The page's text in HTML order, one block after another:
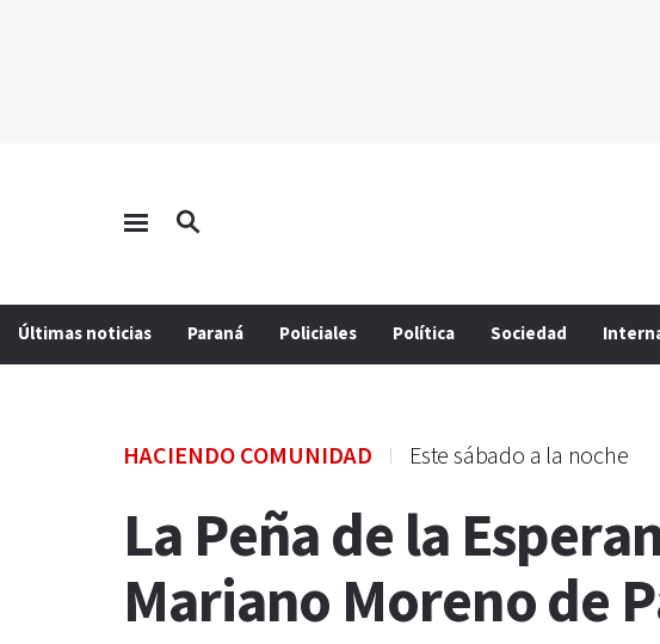
Últimas noticias Paraná Policiales Política Sociedad
HACIENDO COMUNIDAD Este sábado a la noche
La Peña de la
Mariano Moreno de